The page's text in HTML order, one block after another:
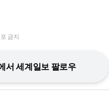
금지
서 세계일보 팔로우